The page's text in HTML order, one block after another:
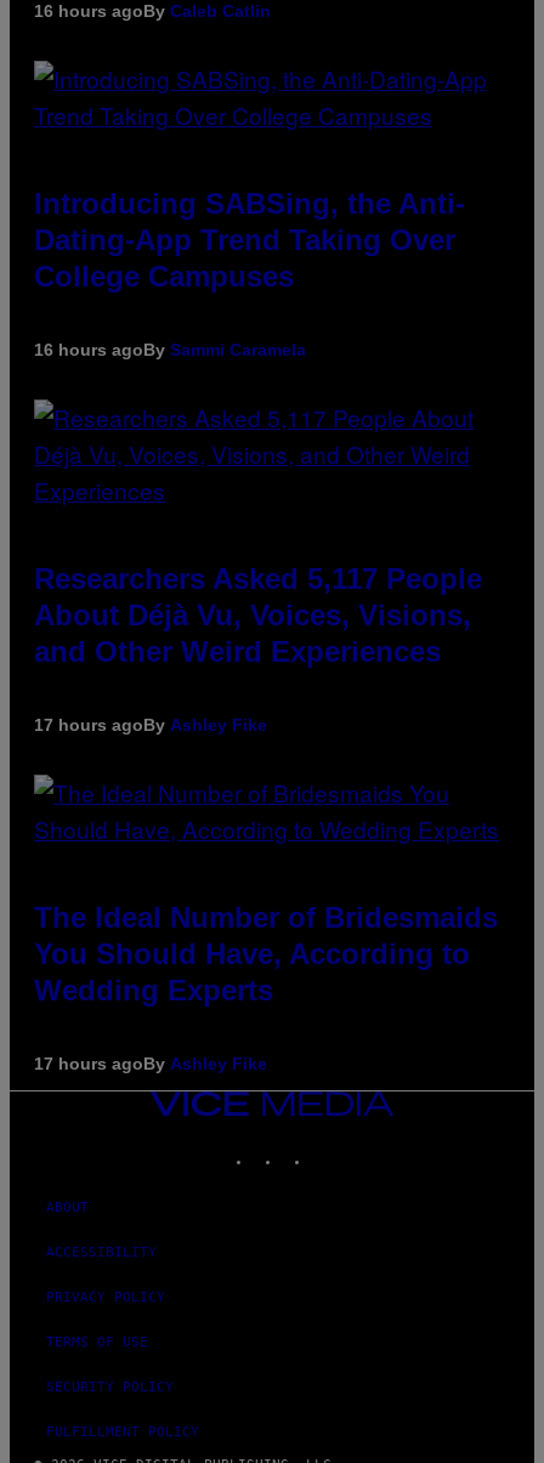
16 hours agoBy Caleb Catlin
Introducing SABSing, the Anti-
Dating-App Trend Taking Over
College Campuses
16 hours agoBy Sammi Caramela
Researchers Asked 5,117 People
About Déjà Vu, Voices, Visions,
and Other Weird Experiences
17 hours agoBy Ashley Fike
The Ideal Number of Bridesmaids
You Should Have, According to
Wedding Experts
17 hours agoBy Ashley Fike
VICE
ABOUT
ACCESSIBILITY
PRIVACY POLICY
TERMS OF USE
SECURITY POLICY
FULFILLMENT POLICY